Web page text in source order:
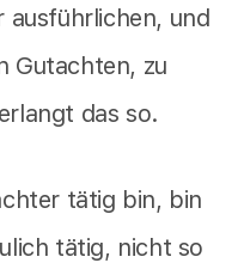
ausführlichen, und
Gutachten, zu
das so.
tätig bin, bin
tätig, nicht so